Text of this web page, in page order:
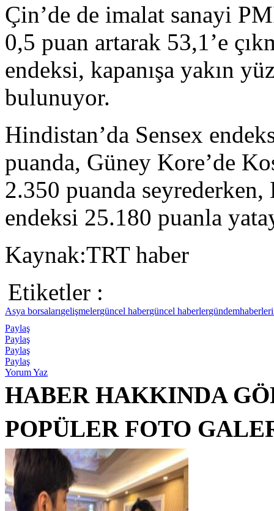
Çin’de de imalat sanayi
0,5 puan artarak 53,1’e
endeksi, kapanışa yakın
bulunuyor.
Hindistan’da Sensex
puanda, Güney Kore’de
2.350 puanda
endeksi 25.180 puanla
Kaynak:TRT haber
Etiketler :
Asya borsalarıgelişmelergüncel habergüncel haberlergündemhaberler
Paylaş
Paylaş
Paylaş
Paylaş
Yorum Yaz
HABER HAKKINDA
POPÜLER FOTO